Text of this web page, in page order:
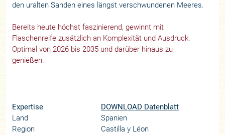
den uralten Sanden eines längst verschwundenen Meeres.
Bereits heute höchst faszinierend, gewinnt mit
Flaschenreife zusätzlich an Komplexität und Ausdruck.
Optimal von 2026 bis 2035 und darüber hinaus zu
genießen.
Expertise
DOWNLOAD Datenblatt
Land
Spanien
Region
Castilla y Léon